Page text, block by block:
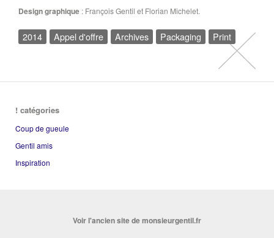
Design graphique : François Gentil et Florian Michelet.
2014 Appel d'offre Archives Packaging Print
! catégories
Coup de gueule
Gentil amis
Inspiration
Voir l'ancien site de monsieurgentil.fr